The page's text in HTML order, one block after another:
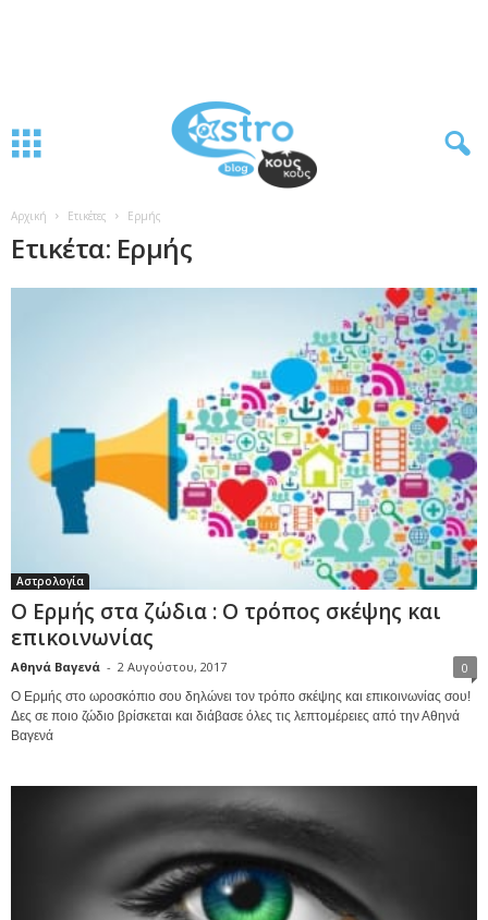
Αρχική Ετικέτες Ερμής
Ετικέτα: Ερμής
Αστρολογία
Ο Ερμής στα ζώδια : Ο τρόπος σκέψης και
επικοινωνίας
Αθηνά Βαγενά - 2 Αυγούστου, 2017 0
Ο Ερμής στο ωροσκόπιο σου δηλώνει τον τρόπο σκέψης και επικοινωνίας σου!
Δες σε ποιο ζώδιο βρίσκεται και διάβασε όλες τις λεπτομέρειες από την Αθηνά
Βαγενά